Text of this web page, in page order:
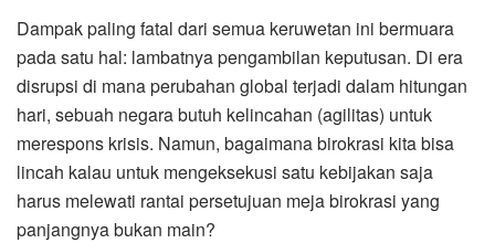
​Dampak paling fatal dari semua keruwetan ini bermuara
pada satu hal: lambatnya pengambilan keputusan. Di era
disrupsi di mana perubahan global terjadi dalam hitungan
hari, sebuah negara butuh kelincahan (agilitas) untuk
merespons krisis. Namun, bagaimana birokrasi kita bisa
lincah kalau untuk mengeksekusi satu kebijakan saja
harus melewati rantai persetujuan meja birokrasi yang
panjangnya bukan main?